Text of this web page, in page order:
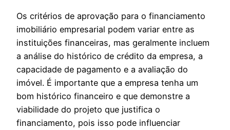
Os critérios de aprovação para o financiamento
imobiliário empresarial podem variar entre as
instituições financeiras, mas geralmente incluem
a análise do histórico de crédito da empresa, a
capacidade de pagamento e a avaliação do
imóvel. É importante que a empresa tenha um
bom histórico financeiro e que demonstre a
viabilidade do projeto que justifica o
financiamento, pois isso pode influenciar